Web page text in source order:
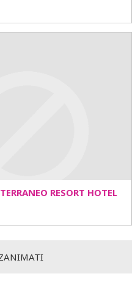
RESORT HOTEL